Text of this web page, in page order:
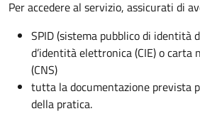
Per accedere al servizio, assicurati di
SPID (sistema pubblico di identità
d’identità elettronica (CIE) o carta
(CNS)
tutta la documentazione prevista
della pratica.